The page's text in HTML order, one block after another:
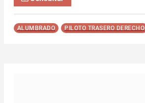
ALUMBRADO PILOTO TRASERO DERECHO